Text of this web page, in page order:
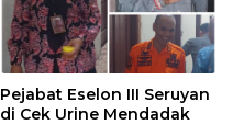
Pejabat Eselon III Seruyan
di Cek Urine Mendadak